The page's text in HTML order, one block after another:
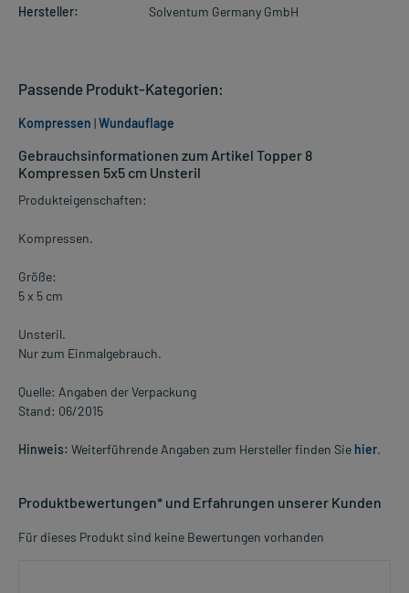
Hersteller:
Solventum Germany GmbH
Gebrauchsinformationen zum Artikel Topper 8
Kompressen 5x5 cm Unsteril
Produkteigenschaften:
Kompressen.
Größe:
5 x 5 cm
Unsteril.
Nur zum Einmalgebrauch.
Quelle: Angaben der Verpackung
Stand: 06/2015
Hinweis: Weiterführende Angaben zum Hersteller finden Sie hier.
Produktbewertungen* und Erfahrungen unserer Kunden
Für dieses Produkt sind keine Bewertungen vorhanden
Passende Produkt-Kategorien:
Kompressen |Wundauflage